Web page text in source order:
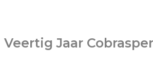
Veertig Jaar